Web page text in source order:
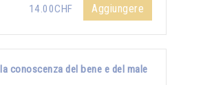
14.00CHF
Aggiungere
conoscenza del bene e del male